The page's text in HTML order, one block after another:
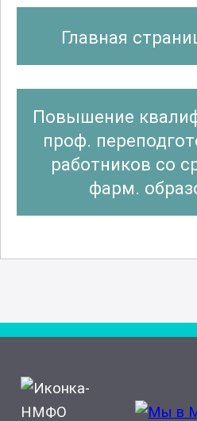
Главная
Повышение
проф.
работников со
фарм.